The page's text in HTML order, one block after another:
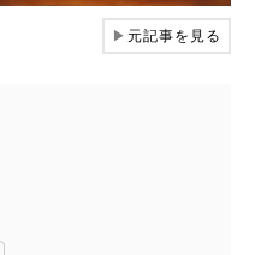
▶元記事を見る